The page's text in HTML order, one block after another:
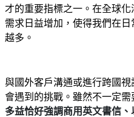
才的重要指標之一。在全球
需求日益增加，使得我們在
越多。
與國外客戶溝通或進行跨國
會遇到的挑戰。雖然不一定需
多益恰好強調商用英文書信